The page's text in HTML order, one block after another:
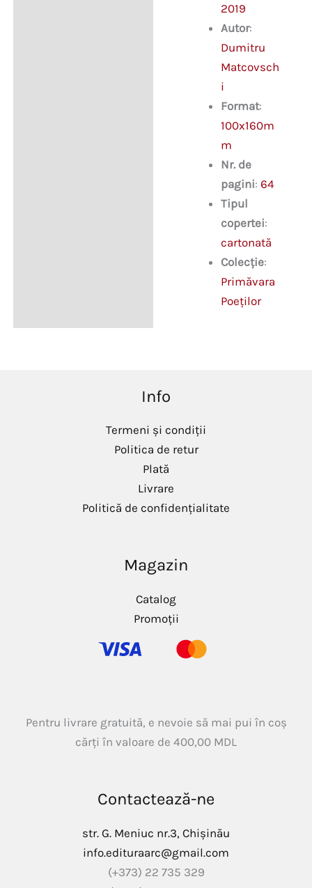
2019
Autor:
Dumitru
Matcovsch
i
Format:
100x160m
m
Nr. de
pagini: 64
Tipul
copertei:
cartonată
Colecție:
Primăvara
Poeților
Info
Termeni și condiții
Politica de retur
Plată
Livrare
Politică de confidențialitate
Magazin
Catalog
Promoții
Pentru livrare gratuită, e nevoie să mai pui în coș
cărți în valoare de 400,00 MDL
Contactează-ne
str. G. Meniuc nr.3, Chișinău
info.edituraarc@gmail.com
(+373) 22 735 329